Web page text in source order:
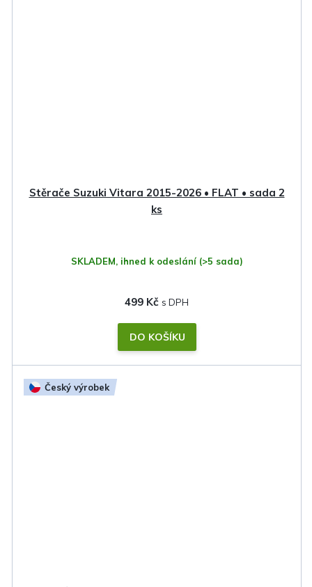
Stěrače Suzuki Vitara 2015-2026 • FLAT • sada 2
ks
SKLADEM, ihned k odeslání (>5 sada)
499 Kč
DO KOŠÍKU
Český výrobek